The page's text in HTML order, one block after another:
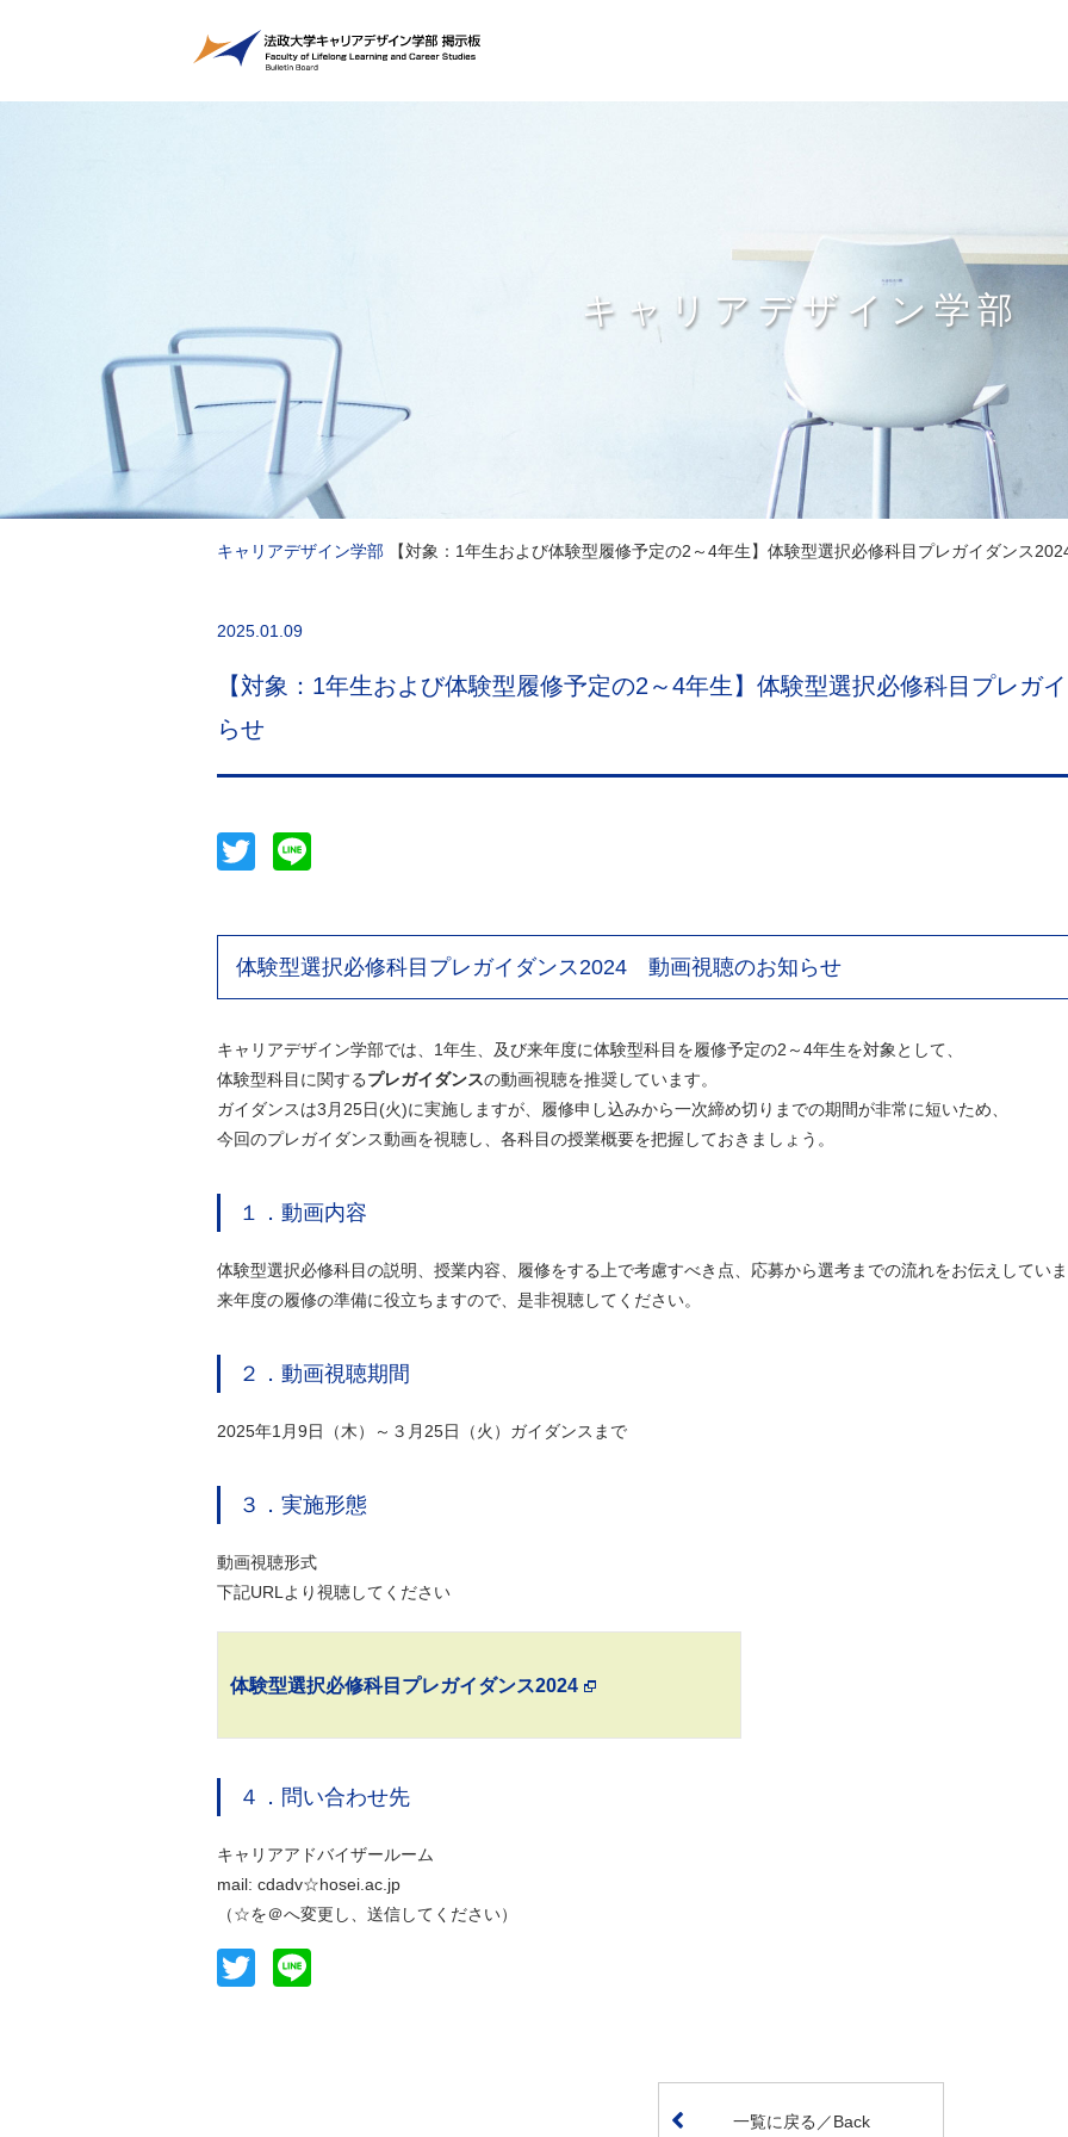
キャリアデザイン学部
キャリアデザイン学部 【対象：1年生および体験型履修予定の2～4年生】体験型選択必修科目プレガイダンス
2025.01.09
【対象：1年生および体験型履修予定の2～4年生】体験型選択必修科目プレ
らせ
Twitter
体験型選択必修科目プレガイダンス2024 動画視聴のお知らせ
キャリアデザイン学部では、1年生、及び来年度に体験型科目を履修予定の2～4年生を対象として、
体験型科目に関するプレガイダンスの動画視聴を推奨しています。
ガイダンスは3月25日(火)に実施しますが、履修申し込みから一次締め切りまでの期間が非常に短いため、
今回のプレガイダンス動画を視聴し、各科目の授業概要を把握しておきましょう。
１．動画内容
体験型選択必修科目の説明、授業内容、履修をする上で考慮すべき点、応募から選考までの流れをお伝えしてい
来年度の履修の準備に役立ちますので、是非視聴してください。
２．動画視聴期間
2025年1月9日（木）～３月25日（火）ガイダンスまで
３．実施形態
動画視聴形式
下記URLより視聴してください
体験型選択必修科目プレガイダンス2024
４．問い合わせ先
キャリアアドバイザールーム
mail: cdadv☆hosei.ac.jp
（☆を＠へ変更し、送信してください）
Twitter
一覧に戻る／Back